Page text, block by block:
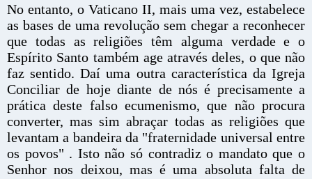
No entanto, o Vaticano II, mais uma vez, estabelece
as bases de uma revolução sem chegar a reconhecer
que todas as religiões têm alguma verdade e o
Espírito Santo também age através deles, o que não
faz sentido. Daí uma outra característica da Igreja
Conciliar de hoje diante de nós é precisamente a
prática deste falso ecumenismo, que não procura
converter, mas sim abraçar todas as religiões que
levantam a bandeira da "fraternidade universal entre
os povos" . Isto não só contradiz o mandato que o
Senhor nos deixou, mas é uma absoluta falta de